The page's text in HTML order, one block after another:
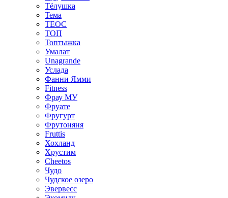
Тёлушка
Тема
ТЕОС
ТОП
Топтыжка
Умалат
Unagrande
Услада
Фанни Ямми
Fitness
Фрау МУ
Фруате
Фругурт
Фрутоняня
Fruttis
Хохланд
Хрустим
Cheetos
Чудо
Чудское озеро
Эвервесс